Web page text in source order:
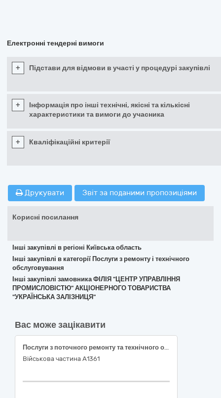
Електронні тендерні вимоги
+ Підстави для відмови в участі у процедурі закупівлі
+
Інформація про інші технічні, якісні та кількісні
характеристики та вимоги до учасника
+ Кваліфікаційні критерії
Друкувати Звіт за поданими пропозиціями
Корисні посилання
Інші закупівлі в регіоні Київська область
Інші закупівлі в категорії Послуги з ремонту і технічного
обслуговування
Інші закупівлі замовника ФІЛІЯ "ЦЕНТР УПРАВЛІННЯ
ПРОМИСЛОВІСТЮ" АКЦІОНЕРНОГО ТОВАРИСТВА
"УКРАЇНСЬКА ЗАЛІЗНИЦЯ"
Вас може зацікавити
Послуги з поточного ремонту та технічного обслуговування військових транспортних засобів Рено Дастер
Військова частина А1361